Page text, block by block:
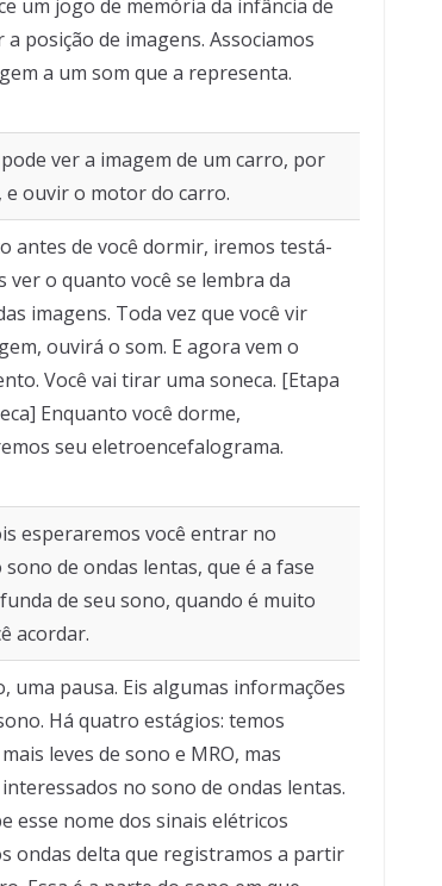
um jogo de memória da infância de
a posição de imagens. Associamos
a um som que a representa.
pode ver a imagem de um carro, por
e ouvir o motor do carro.
antes de você dormir, iremos testá-
ver o quanto você se lembra da
imagens. Toda vez que você vir
ouvirá o som. E agora vem o
Você vai tirar uma soneca. [Etapa
Enquanto você dorme,
seu eletroencefalograma.
esperaremos você entrar no
sono de ondas lentas, que é a fase
de seu sono, quando é muito
acordar.
uma pausa. Eis algumas informações
Há quatro estágios: temos
leves de sono e MRO, mas
no sono de ondas lentas.
esse nome dos sinais elétricos
ondas delta que registramos a partir